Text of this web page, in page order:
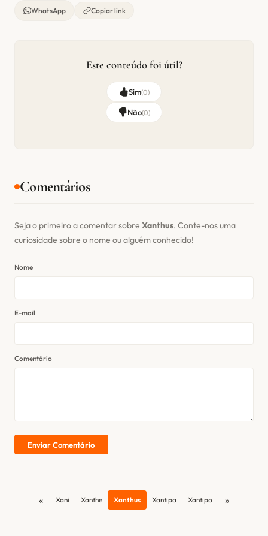
WhatsApp
Copiar link
Este conteúdo foi útil?
Sim(0)
Não(0)
Comentários
Seja o primeiro a comentar sobre Xanthus. Conte-nos uma
curiosidade sobre o nome ou alguém conhecido!
Nome
E-mail
Comentário
Enviar Comentário
« Xani Xanthe Xanthus Xantipa Xantipo »